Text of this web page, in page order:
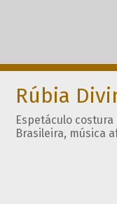
Rúbia
Espetáculo
Brasileira, música